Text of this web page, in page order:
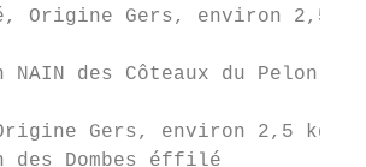
Origine Gers, environ 2,5
NAIN des Côteaux du Pelon
Gers, environ 2,5 kg
des Dombes éffilé